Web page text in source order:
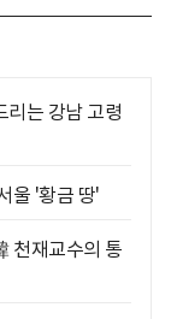
는 강남 고령
울 '황금 땅'
천재교수의 통